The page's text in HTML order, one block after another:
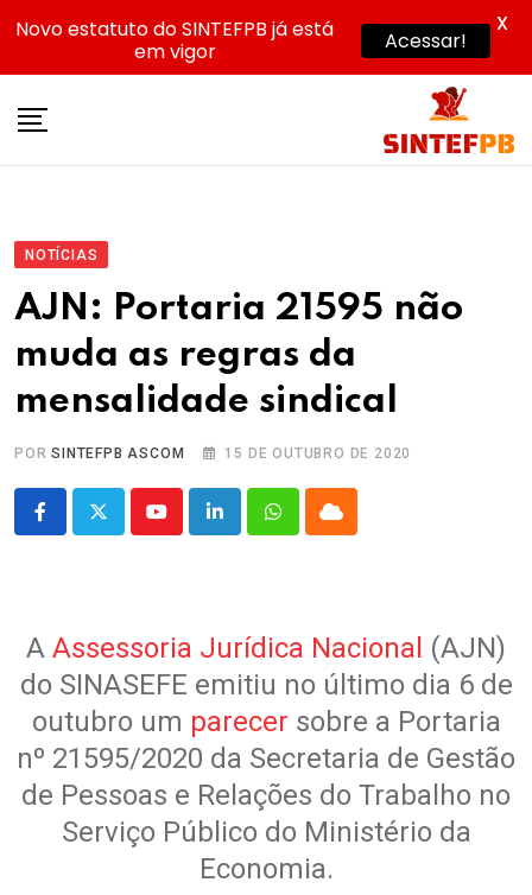
NOTÍCIAS
AJN: Portaria 21595 não
muda as regras da
mensalidade sindical
PORSINTEFPB ASCOM 15 DE OUTUBRO DE 2020
YoutubeLinkedInWhatsappCloud
A Assessoria Jurídica Nacional (AJN)
do SINASEFE emitiu no último dia 6 de
outubro um parecer sobre a Portaria
nº 21595/2020 da Secretaria de Gestão
de Pessoas e Relações do Trabalho no
Serviço Público do Ministério da
Economia.
Novo estatuto do SINTEFPB já está
em vigor
Acessar!
X